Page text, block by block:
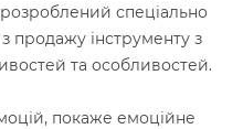
спеціально
продажу інструменту з
та особливостей.
покаже емоційне